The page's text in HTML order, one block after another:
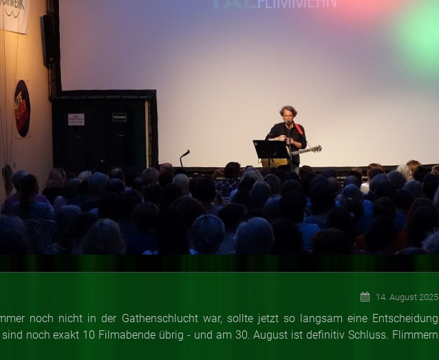
14. August 2025
noch nicht in der Gathenschlucht war, sollte jetzt so langsam eine Entscheidung
noch exakt 10 Filmabende übrig - und am 30. August ist definitiv Schluss. Flimmern